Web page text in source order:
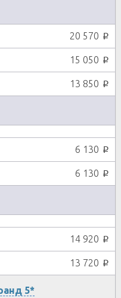
20 570 p
15 050 p
13 850 p
6 130 p
6 130 p
14 920 p
13 720 p
5*